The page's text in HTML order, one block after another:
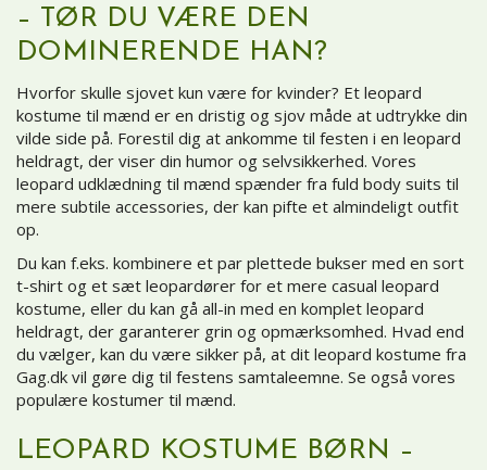
– TØR DU VÆRE DEN
DOMINERENDE HAN?
Hvorfor skulle sjovet kun være for kvinder? Et leopard
kostume til mænd er en dristig og sjov måde at udtrykke din
vilde side på. Forestil dig at ankomme til festen i en leopard
heldragt, der viser din humor og selvsikkerhed. Vores
leopard udklædning til mænd spænder fra fuld body suits til
mere subtile accessories, der kan pifte et almindeligt outfit
op.
Du kan f.eks. kombinere et par plettede bukser med en sort
t-shirt og et sæt leopardører for et mere casual leopard
kostume, eller du kan gå all-in med en komplet leopard
heldragt, der garanterer grin og opmærksomhed. Hvad end
du vælger, kan du være sikker på, at dit leopard kostume fra
Gag.dk vil gøre dig til festens samtaleemne. Se også vores
populære kostumer til mænd.
LEOPARD KOSTUME BØRN –